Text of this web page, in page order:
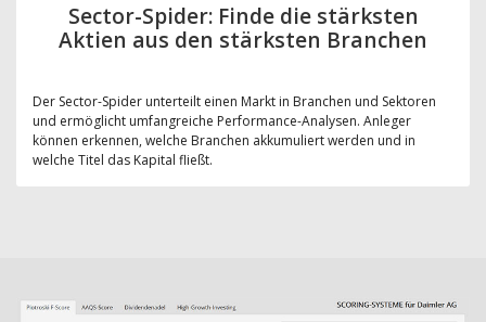
Sector-Spider: Finde die stärksten
Aktien aus den stärksten Branchen
Der Sector-Spider unterteilt einen Markt in Branchen und Sektoren
und ermöglicht umfangreiche Performance-Analysen. Anleger
können erkennen, welche Branchen akkumuliert werden und in
welche Titel das Kapital fließt.